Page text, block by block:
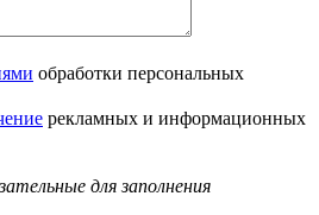
обработки персональных
рекламных и информационных
для заполнения